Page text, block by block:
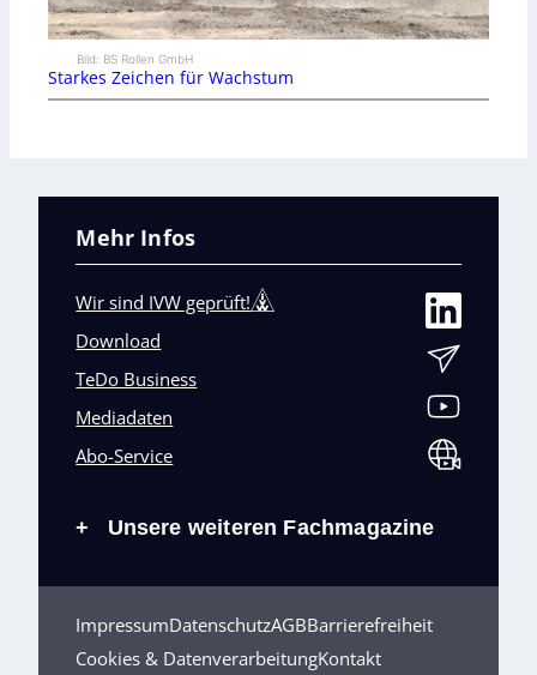
Bild: BS Rollen GmbH
Starkes Zeichen für Wachstum
Mehr Infos
Wir sind IVW geprüft!
Download
TeDo Business
Mediadaten
Abo-Service
+ Unsere weiteren Fachmagazine
ImpressumDatenschutzAGBBarrierefreiheit
Cookies & DatenverarbeitungKontakt